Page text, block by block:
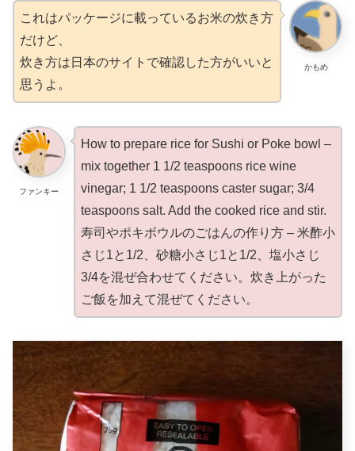
かもめ
これはパッケージに載っているお米の炊き方
だけど、
炊き方は日本のサイトで確認した方がいいと
思うよ。
ファンキー
How to prepare rice for Sushi or Poke bowl –
mix together 1 1/2 teaspoons rice wine
vinegar; 1 1/2 teaspoons caster sugar; 3/4
teaspoons salt. Add the cooked rice and stir.
寿司やポキボウルのごはんの作り方 – 米酢小
さじ1と1/2、砂糖小さじ1と1/2、塩小さじ
3/4を混ぜ合わせてください。炊き上がった
ご飯を加えて混ぜてください。